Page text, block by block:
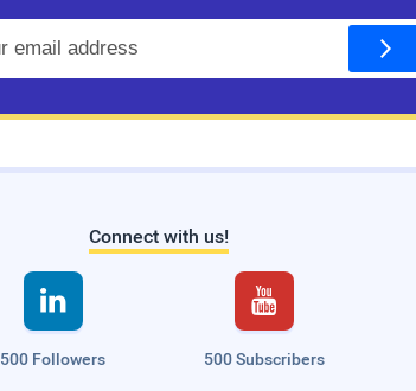
l
Connect with us!

500 Followers

500 Subscribers